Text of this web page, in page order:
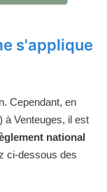
s'applique
Cependant, en
à Venteuges, il est
national
ci-dessous des